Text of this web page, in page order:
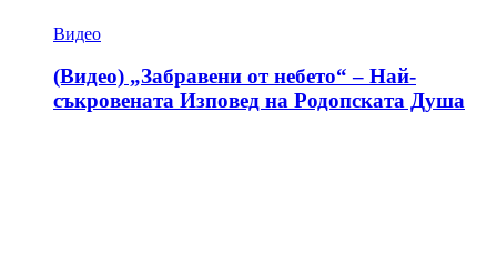
Видео
(Видео) „Забравени от небето“ – Най-
съкровената Изповед на Родопската Душа